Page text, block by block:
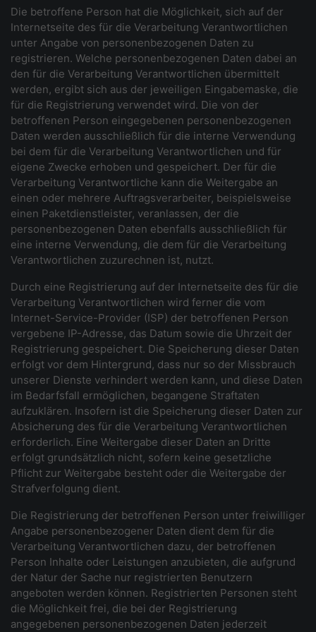
Die betroffene Person hat die Möglichkeit, sich auf der
Internetseite des für die Verarbeitung Verantwortlichen
unter Angabe von personenbezogenen Daten zu
registrieren. Welche personenbezogenen Daten dabei an
den für die Verarbeitung Verantwortlichen übermittelt
werden, ergibt sich aus der jeweiligen Eingabemaske, die
für die Registrierung verwendet wird. Die von der
betroffenen Person eingegebenen personenbezogenen
Daten werden ausschließlich für die interne Verwendung
bei dem für die Verarbeitung Verantwortlichen und für
eigene Zwecke erhoben und gespeichert. Der für die
Verarbeitung Verantwortliche kann die Weitergabe an
einen oder mehrere Auftragsverarbeiter, beispielsweise
einen Paketdienstleister, veranlassen, der die
personenbezogenen Daten ebenfalls ausschließlich für
eine interne Verwendung, die dem für die Verarbeitung
Verantwortlichen zuzurechnen ist, nutzt.
Durch eine Registrierung auf der Internetseite des für die
Verarbeitung Verantwortlichen wird ferner die vom
Internet-Service-Provider (ISP) der betroffenen Person
vergebene IP-Adresse, das Datum sowie die Uhrzeit der
Registrierung gespeichert. Die Speicherung dieser Daten
erfolgt vor dem Hintergrund, dass nur so der Missbrauch
unserer Dienste verhindert werden kann, und diese Daten
im Bedarfsfall ermöglichen, begangene Straftaten
aufzuklären. Insofern ist die Speicherung dieser Daten zur
Absicherung des für die Verarbeitung Verantwortlichen
erforderlich. Eine Weitergabe dieser Daten an Dritte
erfolgt grundsätzlich nicht, sofern keine gesetzliche
Pflicht zur Weitergabe besteht oder die Weitergabe der
Strafverfolgung dient.
Die Registrierung der betroffenen Person unter freiwilliger
Angabe personenbezogener Daten dient dem für die
Verarbeitung Verantwortlichen dazu, der betroffenen
Person Inhalte oder Leistungen anzubieten, die aufgrund
der Natur der Sache nur registrierten Benutzern
angeboten werden können. Registrierten Personen steht
die Möglichkeit frei, die bei der Registrierung
angegebenen personenbezogenen Daten jederzeit